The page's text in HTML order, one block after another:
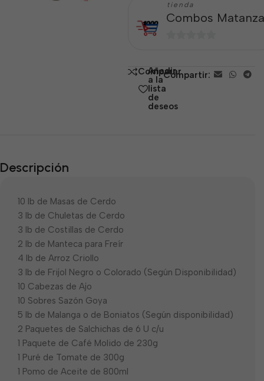
tienda
Combos
5
Comparar
Añadir
a la
lista
de
deseos
Compartir:
Descripción
10 lb de Masas de Cerdo
3 lb de Chuletas de Cerdo
3 lb de Costillas de Cerdo
2 lb de Manteca para Freír
4 lb de Arroz Criollo
3 lb de Frijol Negro o Colorado (Según Disponibilidad)
10 Cabezas de Ajo
10 Sobres Sazón Goya
5 lb de Malanga o de Boniatos (Según disponibilidad)
2 Paquetes de Salchichas de 6 U c/u
1 Paquete de Café Molido de 230g
1 Puré de Tomate de 300g
1 Pomo de Aceite de 800ml